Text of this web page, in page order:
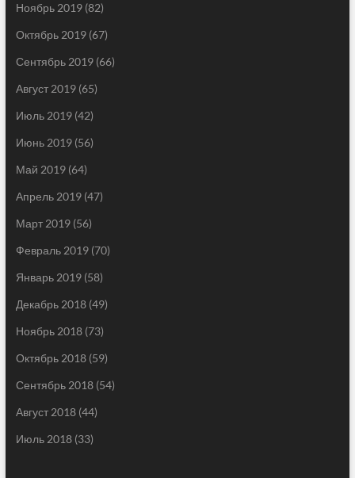
Ноябрь 2019(82)
Октябрь 2019(67)
Сентябрь 2019(66)
Август 2019(65)
Июль 2019(42)
Июнь 2019(56)
Май 2019(64)
Апрель 2019(47)
Март 2019(56)
Февраль 2019(70)
Январь 2019(58)
Декабрь 2018(49)
Ноябрь 2018(73)
Октябрь 2018(59)
Сентябрь 2018(54)
Август 2018(44)
Июль 2018(33)